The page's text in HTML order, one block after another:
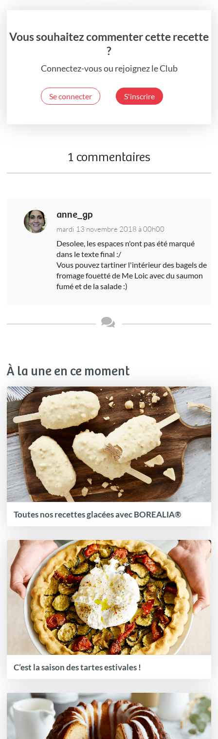
Vous souhaitez commenter cette recette
?
Connectez-vous ou rejoignez le Club
Se connecter S'inscrire
1 commentaires
anne_gp
mardi 13 novembre 2018 à 00h00
Desolee, les espaces n'ont pas été marqué
dans le texte final :/
Vous pouvez tartiner l'intérieur des bagels de
fromage fouetté de Me Loic avec du saumon
fumé et de la salade :)
À la une en ce moment
Toutes nos recettes glacées avec BOREALIA®
C’est la saison des tartes estivales !